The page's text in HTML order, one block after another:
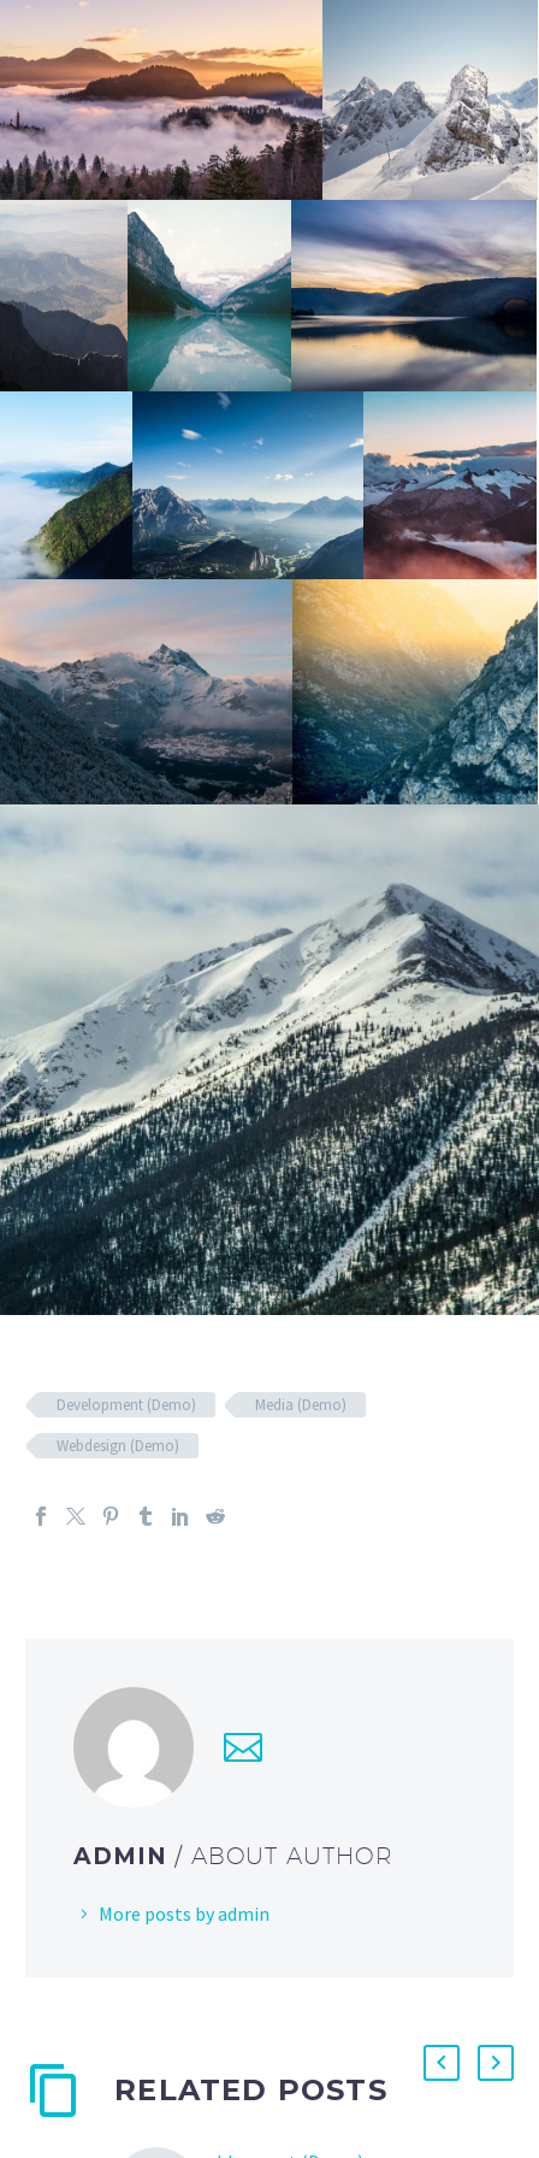
Development (Demo)
Media (Demo)
Webdesign (Demo)
ADMIN / ABOUT AUTHOR
More posts by admin
RELATED POSTS